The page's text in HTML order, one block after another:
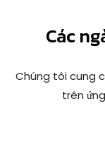
Các
Chúng tôi cung
trên